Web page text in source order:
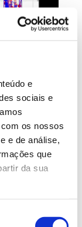
e
sociais e
os nossos
e de análise,
que
da sua
vegetação.
Sobreiro seco
(vermelho)